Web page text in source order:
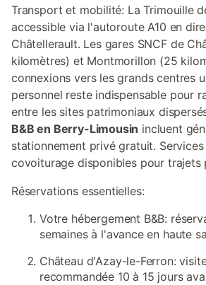
Transport et mobilité: La Trimouille
accessible via l'autoroute A10 en
Châtellerault. Les gares SNCF de
kilomètres) et Montmorillon (25
connexions vers les grands centres
personnel reste indispensable pour
entre les sites patrimoniaux
B&B en Berry-Limousin incluent
stationnement privé gratuit.
covoiturage disponibles pour trajets
Réservations essentielles:
Votre hébergement B&B:
semaines à l'avance en haute
Château d'Azay-le-Ferron:
recommandée 10 à 15 jours